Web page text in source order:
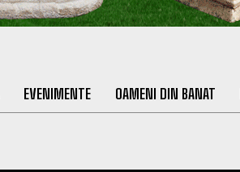
EVENIMENTE OAMENI DIN BANAT